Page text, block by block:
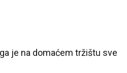
je na domaćem tržištu sve